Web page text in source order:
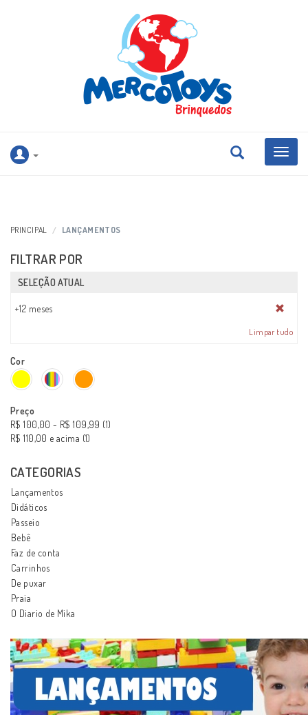
PRINCIPAL LANÇAMENTOS
FILTRAR POR
SELEÇÃO ATUAL
+12 meses
Limpar tudo
Cor
Preço
R$ 100,00 - R$ 109,99 (1)
R$ 110,00 e acima (1)
CATEGORIAS
Lançamentos
Didáticos
Passeio
Bebê
Faz de conta
Carrinhos
De puxar
Praia
O Diario de Mika